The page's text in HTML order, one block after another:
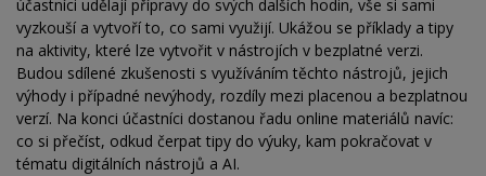
účastníci udělají přípravy do svých dalších hodin, vše si sami
vyzkouší a vytvoří to, co sami využijí. Ukážou se příklady a tipy
na aktivity, které lze vytvořit v nástrojích v bezplatné verzi.
Budou sdílené zkušenosti s využíváním těchto nástrojů, jejich
výhody i případné nevýhody, rozdíly mezi placenou a bezplatnou
verzí. Na konci účastníci dostanou řadu online materiálů navíc:
co si přečíst, odkud čerpat tipy do výuky, kam pokračovat v
tématu digitálních nástrojů a AI.